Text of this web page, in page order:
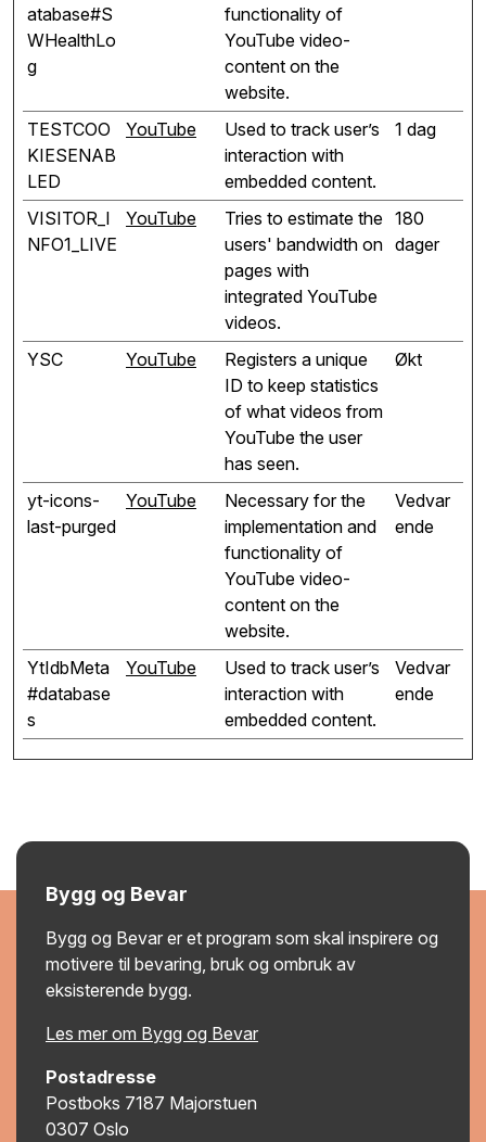
atabase#S
WHealthLo
g
functionality of
YouTube video-
content on the
website.
TESTCOO
KIESENAB
LED
YouTube
Used to track user’s
interaction with
embedded content.
1 dag
VISITOR_I
NFO1_LIVE
YouTube
Tries to estimate the
users' bandwidth on
pages with
integrated YouTube
videos.
180
dager
YSC YouTube
Registers a unique
ID to keep statistics
of what videos from
YouTube the user
has seen.
Økt
yt-icons-
last-purged
YouTube
Necessary for the
implementation and
functionality of
YouTube video-
content on the
website.
Vedvar
ende
YtIdbMeta
#database
s
YouTube
Used to track user’s
interaction with
embedded content.
Vedvar
ende
Bygg og Bevar
Bygg og Bevar er et program som skal inspirere og
motivere til bevaring, bruk og ombruk av
eksisterende bygg.
Les mer om Bygg og Bevar
Postadresse
Postboks 7187 Majorstuen
0307 Oslo